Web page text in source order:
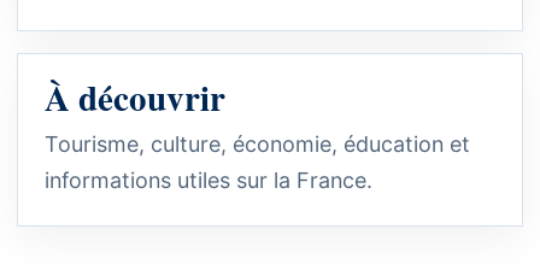
À découvrir
Tourisme, culture, économie, éducation et
informations utiles sur la France.